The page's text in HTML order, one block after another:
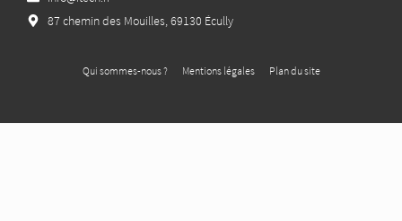
87 chemin des Mouilles, 69130 Écully
Qui sommes-nous ? Mentions légales Plan du site